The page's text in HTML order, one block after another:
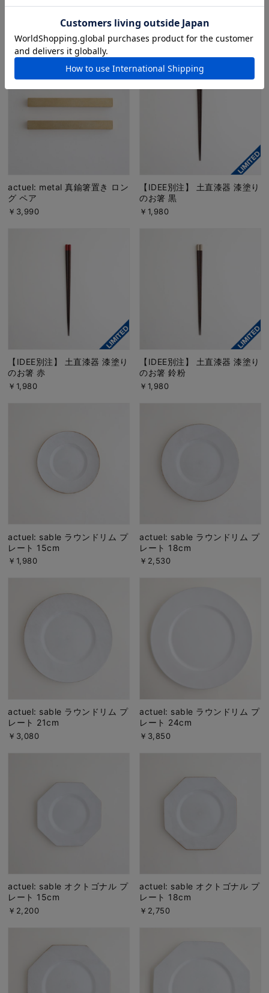
￥7,700
ート ペア
￥2,990
actuel: metal 真鍮箸置き ロン
グ ペア
￥3,990
【IDEE別注】 土直漆器 漆塗り
のお箸 黒
￥1,980
【IDEE別注】 土直漆器 漆塗り
のお箸 赤
￥1,980
【IDEE別注】 土直漆器 漆塗り
のお箸 鈴粉
￥1,980
actuel: sable ラウンドリム プ
レート 15cm
￥1,980
actuel: sable ラウンドリム プ
レート 18cm
￥2,530
actuel: sable ラウンドリム プ
レート 21cm
￥3,080
actuel: sable ラウンドリム プ
レート 24cm
￥3,850
actuel: sable オクトゴナル プ
レート 15cm
￥2,200
actuel: sable オクトゴナル プ
レート 18cm
￥2,750